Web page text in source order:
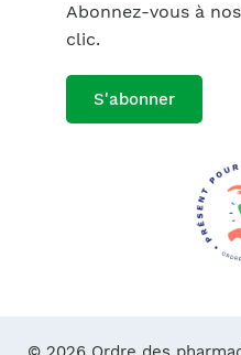
Abonnez-vous à
clic.
S'abonner